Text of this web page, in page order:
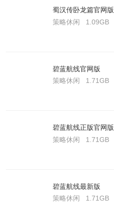
蜀汉传卧龙篇官网版
策略休闲
1.09GB
碧蓝航线官网版
策略休闲
1.71GB
碧蓝航线正版官网版
策略休闲
1.71GB
碧蓝航线最新版
策略休闲
1.71GB